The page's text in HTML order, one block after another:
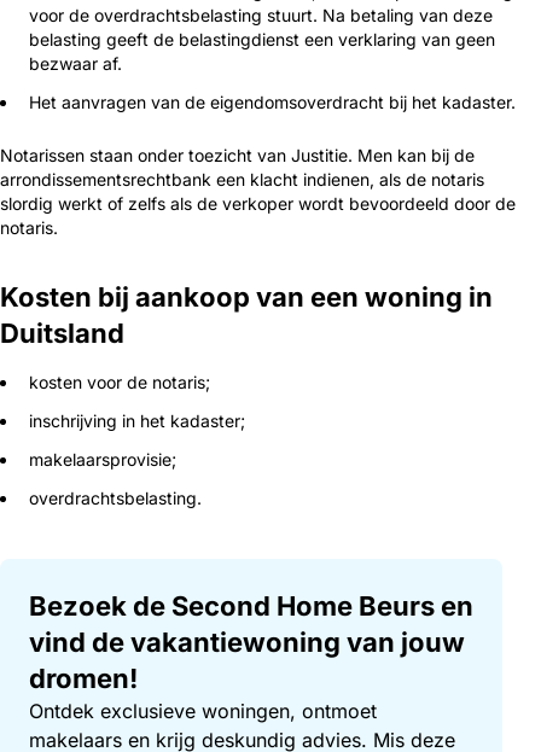
voor de overdrachtsbelasting stuurt. Na betaling van deze
belasting geeft de belastingdienst een verklaring van geen
bezwaar af.
Het aanvragen van de eigendomsoverdracht bij het kadaster.
Notarissen staan onder toezicht van Justitie. Men kan bij de
arrondissementsrechtbank een klacht indienen, als de notaris
slordig werkt of zelfs als de verkoper wordt bevoordeeld door de
notaris.
Kosten bij aankoop van een woning in
Duitsland
kosten voor de notaris;
inschrijving in het kadaster;
makelaarsprovisie;
overdrachtsbelasting.
Bezoek de Second Home Beurs en
vind de vakantiewoning van jouw
dromen!
Ontdek exclusieve woningen, ontmoet
makelaars en krijg deskundig advies. Mis deze